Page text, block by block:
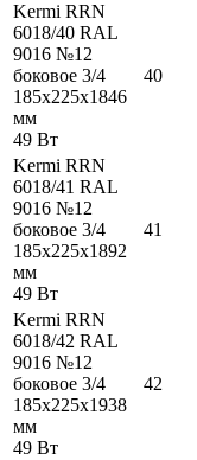
Kermi RRN
6018/40 RAL
9016 №12
боковое 3/4
185x225x1846
мм
49 Вт
40
Kermi RRN
6018/41 RAL
9016 №12
боковое 3/4
185x225x1892
мм
49 Вт
41
Kermi RRN
6018/42 RAL
9016 №12
боковое 3/4
185x225x1938
мм
49 Вт
42